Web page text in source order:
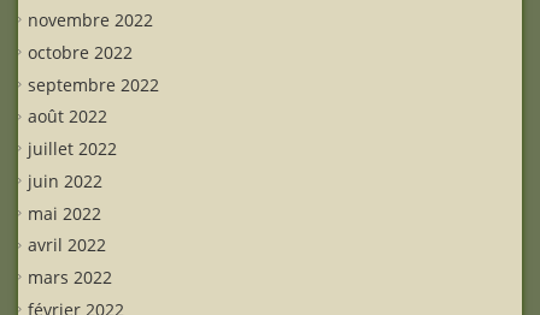
novembre 2022
octobre 2022
septembre 2022
août 2022
juillet 2022
juin 2022
mai 2022
avril 2022
mars 2022
février 2022